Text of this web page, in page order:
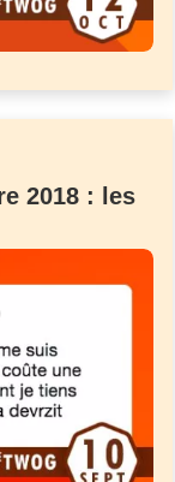
2018 : les